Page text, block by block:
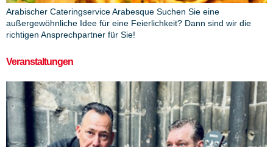
Arabischer Cateringservice Arabesque Suchen Sie eine
außergewöhnliche Idee für eine Feierlichkeit? Dann sind wir die
richtigen Ansprechpartner für Sie!
Veranstaltungen